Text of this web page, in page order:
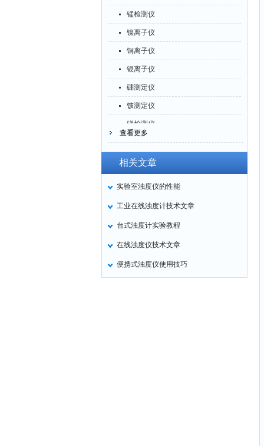
锰检测仪
镍离子仪
铜离子仪
银离子仪
硼测定仪
铍测定仪
锑检测仪
糖精检测仪
乙醇检测仪
总氮测定仪
查看更多
相关文章
实验室浊度仪的性能
工业在线浊度计技术文章
台式浊度计实验教程
在线浊度仪技术文章
便携式浊度仪使用技巧